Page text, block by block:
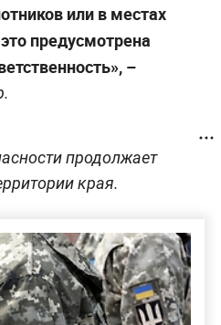
или в местах
предусмотрена
–
продолжает
края.